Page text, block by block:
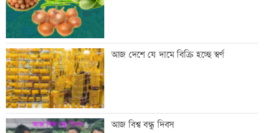
জিয়াউর রহমান দেশে প্রথম সবুজ বিপ্লবের
ডাক দিয়েছিলেন: পরিবেশমন্ত্রী
প্রথম শ্রেণিতে ভর্তি লটারিতে
আজ দেশে যে দামে বিক্রি হচ্ছে স্বর্ণ
আজ বিশ্ব বন্ধু দিবস